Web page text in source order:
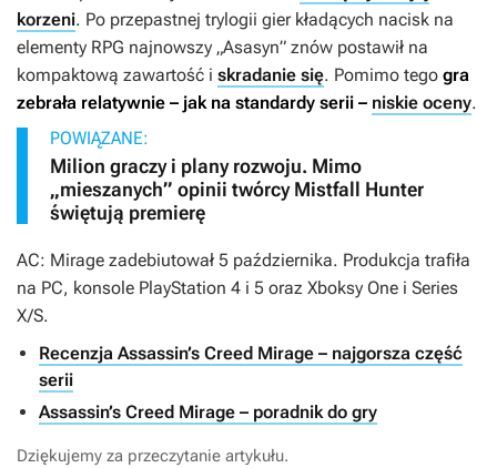
korzeni. Po przepastnej trylogii gier kładących nacisk na
elementy RPG najnowszy „Asasyn” znów postawił na
kompaktową zawartość i skradanie się. Pomimo tego gra
zebrała relatywnie – jak na standardy serii – niskie oceny.
POWIĄZANE:
Milion graczy i plany rozwoju. Mimo
„mieszanych” opinii twórcy Mistfall Hunter
świętują premierę
AC: Mirage zadebiutował 5 października. Produkcja trafiła
na PC, konsole PlayStation 4 i 5 oraz Xboksy One i Series
X/S.
Recenzja Assassin’s Creed Mirage – najgorsza część
serii
Assassin’s Creed Mirage – poradnik do gry
Dziękujemy za przeczytanie artykułu.